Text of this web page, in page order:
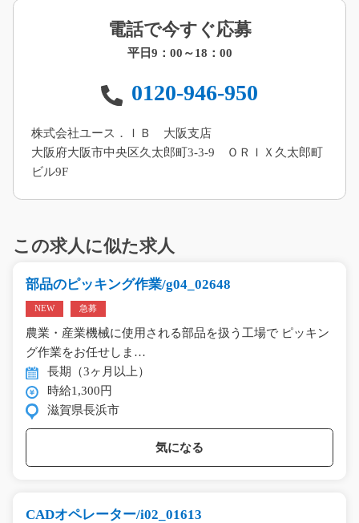
電話で今すぐ応募
平日9：00～18：00
0120-946-950
株式会社ユース．ＩＢ 大阪支店
大阪府大阪市中央区久太郎町3-3-9 ＯＲＩＸ久太郎町
ビル9F
この求人に似た求人
部品のピッキング作業/g04_02648
NEW 急募
農業・産業機械に使用される部品を扱う工場で ピッキン
グ作業をお任せしま…
長期（3ヶ月以上）
時給1,300円
滋賀県長浜市
気になる
CADオペレーター/i02_01613